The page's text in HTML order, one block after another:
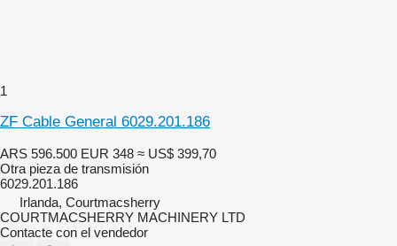
1
ZF Cable General 6029.201.186
ARS 596.500 EUR 348 ≈ US$ 399,70
Otra pieza de transmisión
6029.201.186
Irlanda, Courtmacsherry
COURTMACSHERRY MACHINERY LTD
Contacte con el vendedor